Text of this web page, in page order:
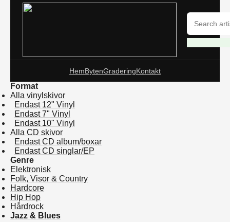
HemBytenGraderingKontakt
Format
Alla vinylskivor
Endast 12" Vinyl
Endast 7" Vinyl
Endast 10" Vinyl
Alla CD skivor
Endast CD album/boxar
Endast CD singlar/EP
Genre
Elektronisk
Folk, Visor & Country
Hardcore
Hip Hop
Hårdrock
Jazz & Blues